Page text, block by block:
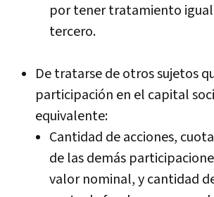
por tener tratamiento igual
tercero.
De tratarse de otros sujetos
participación en el capital
equivalente:
Cantidad de acciones,
de las demás
valor nominal, y cantidad